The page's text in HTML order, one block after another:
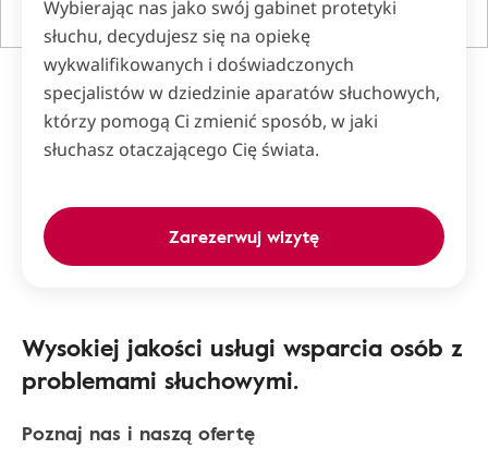
Wybierając nas jako swój gabinet protetyki
słuchu, decydujesz się na opiekę
wykwalifikowanych i doświadczonych
specjalistów w dziedzinie aparatów słuchowych,
którzy pomogą Ci zmienić sposób, w jaki
słuchasz otaczającego Cię świata.
Zarezerwuj wizytę
Wysokiej jakości usługi wsparcia osób z
problemami słuchowymi.
Poznaj nas i naszą ofertę